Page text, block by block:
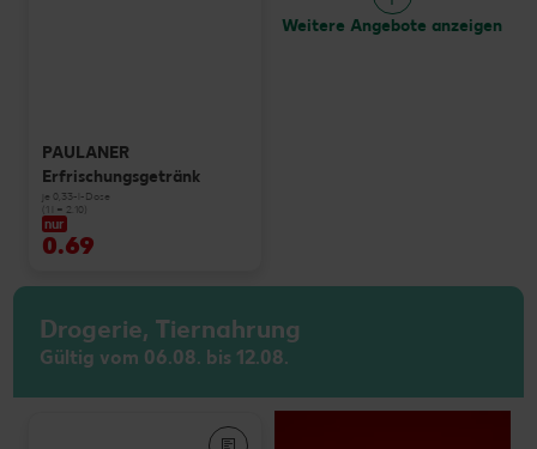
PAULANER
Erfrischungsgetränk
je 0,33-l-Dose
(1 l = 2.10)
nur
0.69
Weitere Angebote anzeigen
Drogerie, Tiernahrung
Gültig vom 06.08. bis 12.08.